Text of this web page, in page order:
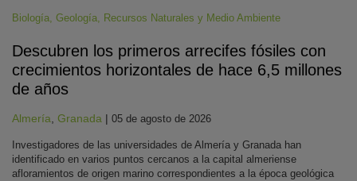
Biología, Geología, Recursos Naturales y Medio Ambiente
Descubren los primeros arrecifes fósiles con
crecimientos horizontales de hace 6,5 millones
de años
Almería Granada | 05 de agosto de 2026
Investigadores de las universidades de Almería y Granada han
identificado en varios puntos cercanos a la capital almeriense
afloramientos de origen marino correspondientes a la época geológica